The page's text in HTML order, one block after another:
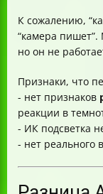
К сожалению,
“камера пишет”.
но он не
Признаки, что
- нет признаков
реакции в
- ИК подсветка
- нет реального